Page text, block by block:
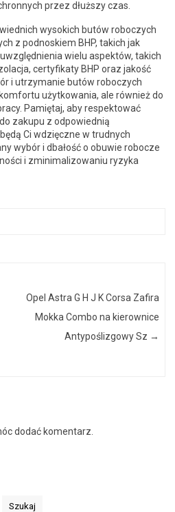
przez dłuższy czas.
wysokich butów roboczych
z podnoskiem BHP, takich jak
wielu aspektów, takich
certyfikaty BHP oraz jakość
i utrzymanie butów roboczych
użytkowania, ale również do
Pamiętaj, aby respektować
zakupu z odpowiednią
Ci wdzięczne w trudnych
wybór i dbałość o obuwie robocze
i zminimalizowaniu ryzyka
Opel Astra G H J K Corsa Zafira
Mokka Combo na kierownice
Antypoślizgowy Sz →
dodać komentarz.
Szukaj